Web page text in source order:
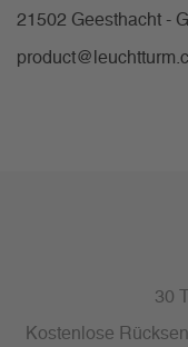
21502 Geesthacht -
30
Kostenlose